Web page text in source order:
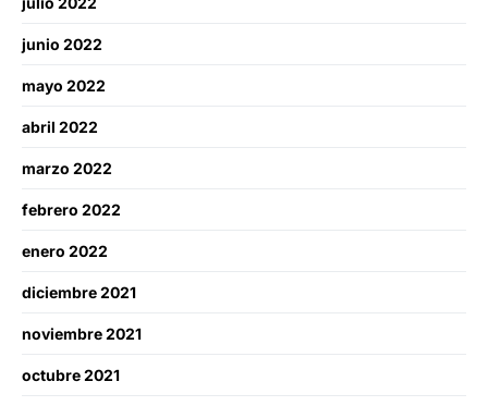
junio 2022
mayo 2022
abril 2022
marzo 2022
febrero 2022
enero 2022
diciembre 2021
noviembre 2021
octubre 2021